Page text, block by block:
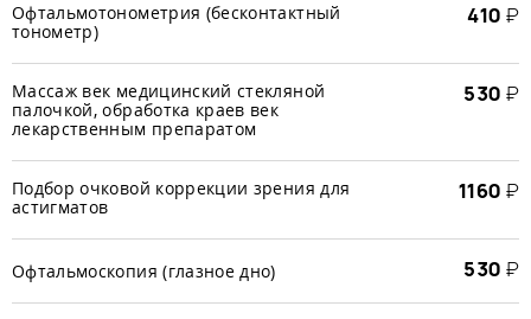
Офтальмотонометрия (бесконтактный
тонометр)
410 ₽
Массаж век медицинский стекляной
палочкой, обработка краев век
лекарственным препаратом
530 ₽
Подбор очковой коррекции зрения для
астигматов
1160 ₽
Офтальмоскопия (глазное дно) 530 ₽